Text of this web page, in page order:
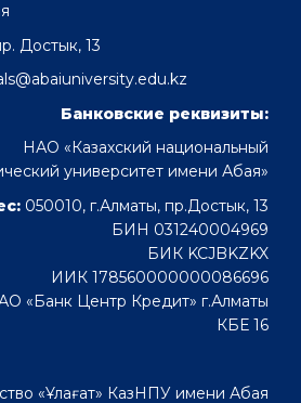
Достык, 13
Банковские реквизиты:
НАО «Казахский национальный
университет имени Абая»
050010, г.Алматы, пр.Достык, 13
БИН 031240004969
БИК KCJBKZKX
ИИК 178560000000086696
«Банк Центр Кредит» г.Алматы
КБЕ 16
«Ұлағат» КазНПУ имени Абая